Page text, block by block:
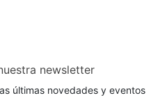
newsletter
últimas novedades y eventos